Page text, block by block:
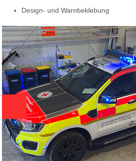
Design- und Warnbeklebung
Zurück